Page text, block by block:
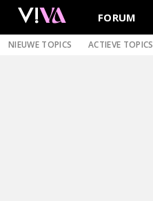
FORUM
NIEUWE TOPICS ACTIEVE TOPICS